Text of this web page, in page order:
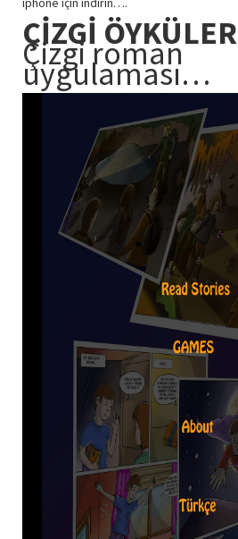
ÇİZGİ ÖYKÜLER
Çizgi roman
uygulaması…